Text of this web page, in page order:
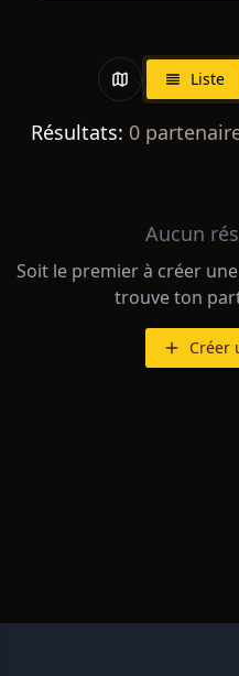
Liste
Résultats: 0
Aucun
Soit le premier à créer
trouve ton
Créer